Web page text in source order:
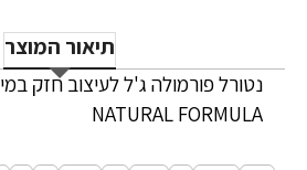
תיאור המוצר
NATURAL FORMULA